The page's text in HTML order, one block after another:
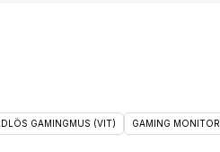
GAMINGMUS (VIT) GAMING MONITOR